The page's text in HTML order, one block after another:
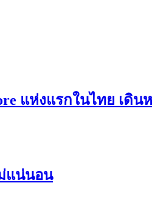
แห่งแรกในไทย เดิ
แน่นอน